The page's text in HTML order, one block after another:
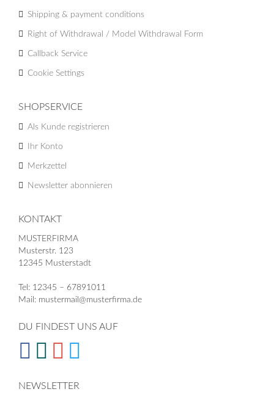
Shipping & payment conditions
Right of Withdrawal / Model Withdrawal Form
Callback Service
Cookie Settings
SHOPSERVICE
Als Kunde registrieren
Ihr Konto
Merkzettel
Newsletter abonnieren
KONTAKT
MUSTERFIRMA
Musterstr. 123
12345 Musterstadt
Tel: 12345 – 67891011
Mail: mustermail@musterfirma.de
DU FINDEST UNS AUF
NEWSLETTER